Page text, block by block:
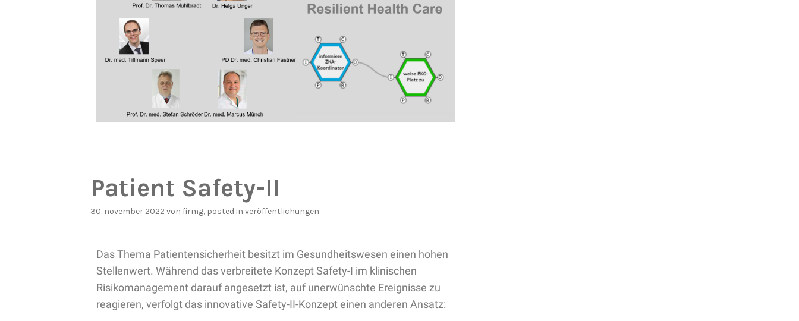
Patient Safety-II
30. november 2022 von firmg, posted in veröffentlichungen
Das Thema Patientensicherheit besitzt im Gesundheitswesen einen hohen
Stellenwert. Während das verbreitete Konzept Safety-I im klinischen
Risikomanagement darauf angesetzt ist, auf unerwünschte Ereignisse zu
reagieren, verfolgt das innovative Safety-II-Konzept einen anderen Ansatz: